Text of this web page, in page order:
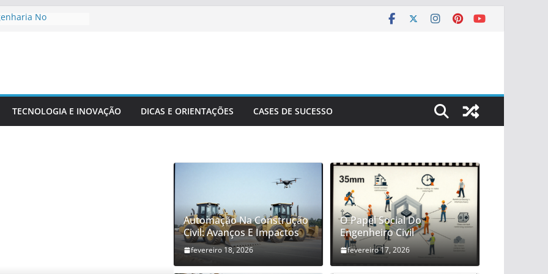
No
Ambiente:
Desenvolvimento
Civil Na
Aplicadas
TECNOLOGIA E INOVAÇÃO DICAS E ORIENTAÇÕES CASES DE SUCESSO
Automação Na Construção
Civil: Avanços E Impactos
fevereiro 18, 2026
O Papel Social Do
Engenheiro Civil
fevereiro 17, 2026